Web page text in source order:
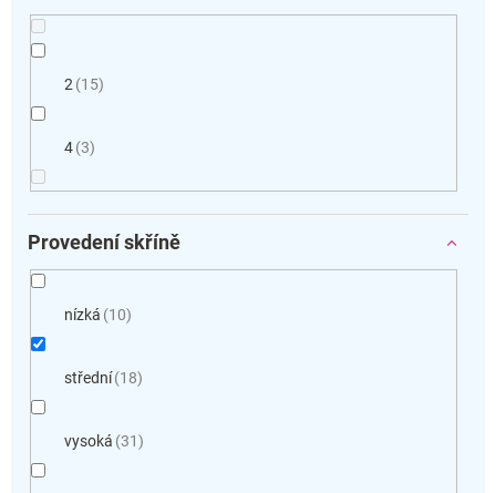
2 15
4 3
Provedení skříně
nízká 10
střední 18
vysoká 31